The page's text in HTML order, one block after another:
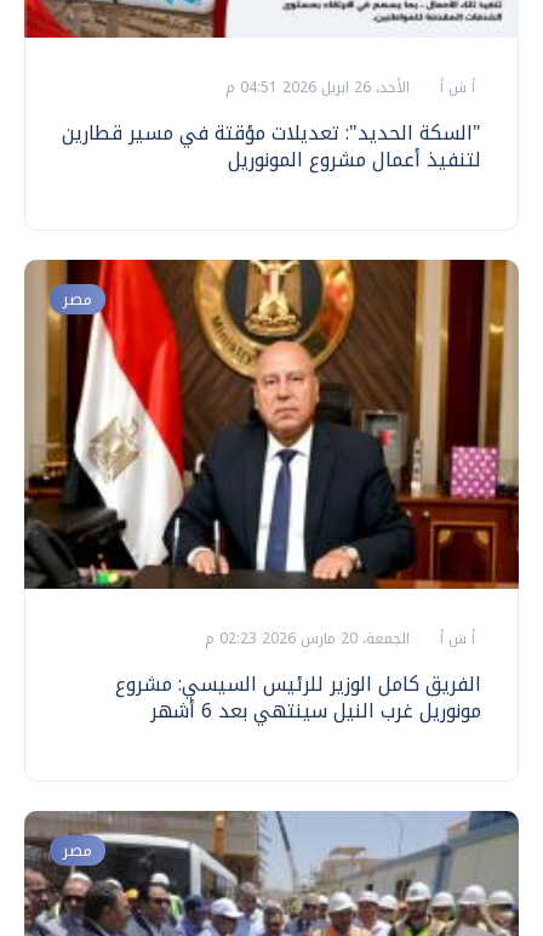
أ ش أ الأحد، 26 ابريل 2026 04:51 م
"السكة الحديد": تعديلات مؤقتة في مسير قطارين
لتنفيذ أعمال مشروع المونوريل
مصر
أ ش أ الجمعة، 20 مارس 2026 02:23 م
الفريق كامل الوزير للرئيس السيسي: مشروع
مونوريل غرب النيل سينتهي بعد 6 أشهر
مصر